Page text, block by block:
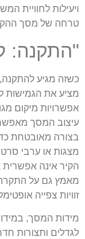
ויעילות לחוויית
טרחה של מסך
"התקנה:
מציע את הגמישות
אפשרויות מיקום
עיצוב המסך
בצורה מאובטחת
מצגות או ערבי
הקיר אינה
מאמץ גם על
זוויות צפייה
לגדלים ותצורות